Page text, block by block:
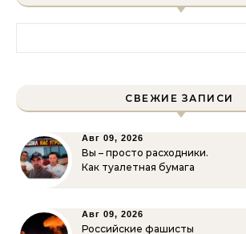
СВЕЖИЕ ЗАПИСИ
Авг 09, 2026
Вы – просто расходники.
Как туалетная бумага
Авг 09, 2026
Российские фашисты